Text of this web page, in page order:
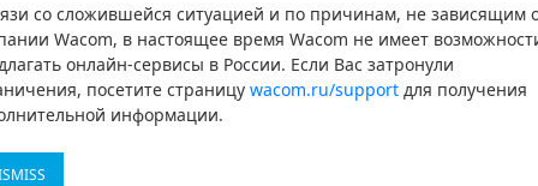
со сложившейся ситуацией и по причинам, не зависящим
Wacom, в настоящее время Wacom не имеет
онлайн-сервисы в России. Если Вас затронули
посетите страницу wacom.ru/support для получения
информации.
Password
Forgot password
LOGIN